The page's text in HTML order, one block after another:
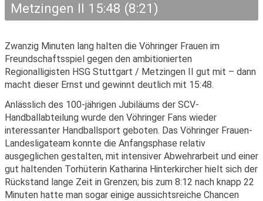
Metzingen II 15:48 (8:21)
Zwanzig Minuten lang halten die Vöhringer Frauen im
Freundschaftsspiel gegen den ambitionierten
Regionalligisten HSG Stuttgart / Metzingen II gut mit – dann
macht dieser Ernst und gewinnt deutlich mit 15:48.
Anlässlich des 100-jährigen Jubiläums der SCV-
Handballabteilung wurde den Vöhringer Fans wieder
interessanter Handballsport geboten. Das Vöhringer Frauen-
Landesligateam konnte die Anfangsphase relativ
ausgeglichen gestalten, mit intensiver Abwehrarbeit und einer
gut haltenden Torhüterin Katharina Hinterkircher hielt sich der
Rückstand lange Zeit in Grenzen; bis zum 8:12 nach knapp 22
Minuten hatte man sogar einige aussichtsreiche Chancen